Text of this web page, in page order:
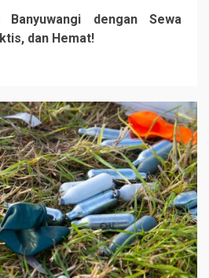
Banyuwangi dengan Sewa
dan Hemat!